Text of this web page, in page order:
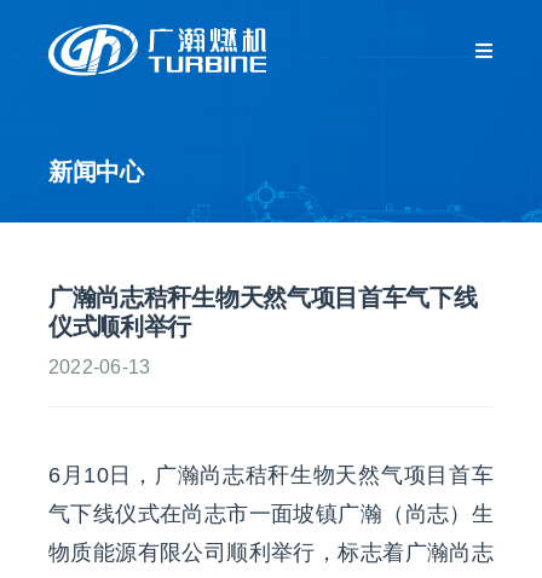
Toggle
人力资源
新闻中心
广瀚尚志秸秆生物天然气项目首车气下线
仪式顺利举行
2022-06-13
6月10日，广瀚尚志秸秆生物天然气项目首车
气下线仪式在尚志市一面坡镇广瀚（尚志）生
物质能源有限公司顺利举行，标志着广瀚尚志